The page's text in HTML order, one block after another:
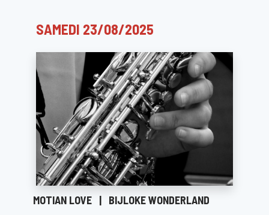
SAMEDI 23/08/2025
MOTIAN LOVE | BIJLOKE WONDERLAND